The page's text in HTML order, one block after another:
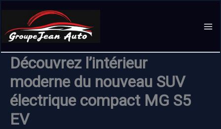
contenu
Découvrez l’intérieur
moderne du nouveau SUV
électrique compact MG S5
EV